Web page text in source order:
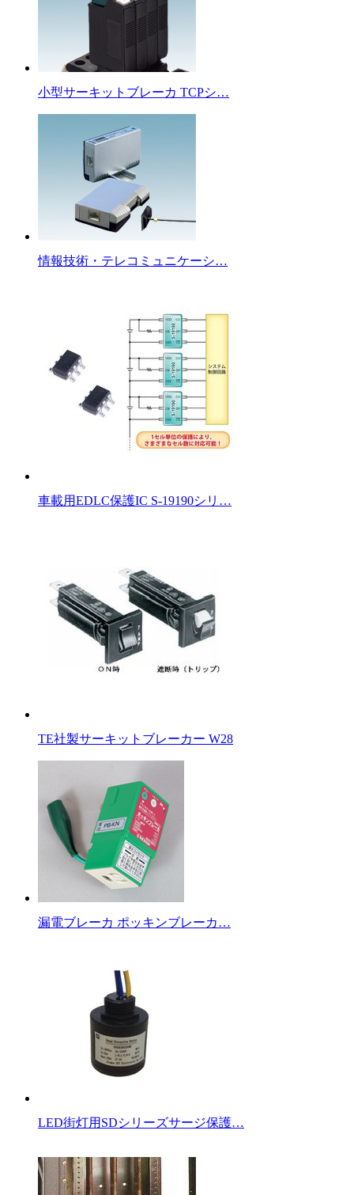
小型サーキットブレーカ TCPシ…
情報技術・テレコミュニケーシ…
車載用EDLC保護IC S-19190シリ…
TE社製サーキットブレーカー W28
漏電ブレーカ ポッキンブレーカ…
LED街灯用SDシリーズサージ保護…